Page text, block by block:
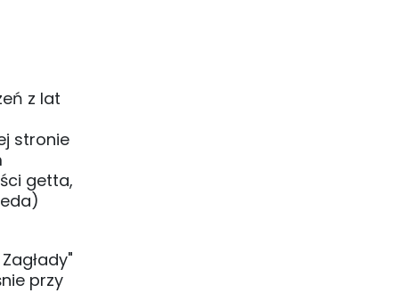
z lat
stronie
getta,
przy